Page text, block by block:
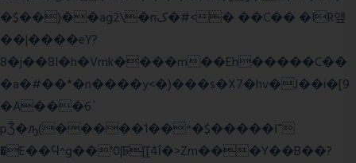
�$��)��ag2\�nک�#<� ��C�� �IR얲
��|����eY?
8�j��8I�h�Vmk����m��Eh�����C��
�a�#��*�n����y<�)���s�X7�hv�J��i�[9
�A���6`
pǮ�ԡ(�����1��^�$�����I־
�E��Ϥ^g��'0|ꠓ[[4ΐ�>Zm���Y��B��?